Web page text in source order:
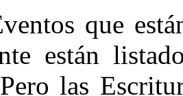
que están
están
las